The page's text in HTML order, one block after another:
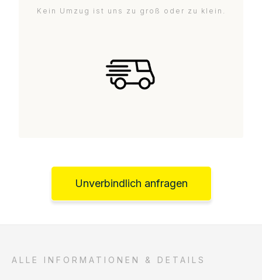
Kein Umzug ist uns zu groß oder zu klein.
Unverbindlich anfragen
ALLE INFORMATIONEN & DETAILS